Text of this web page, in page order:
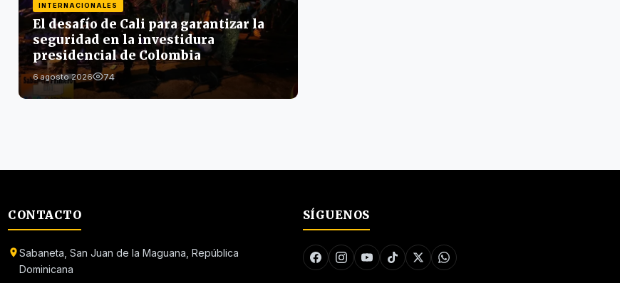
INTERNACIONALES
El desafío de Cali para garantizar la
seguridad en la investidura
presidencial de Colombia
6 agosto 2026 74
CONTACTO
Sabaneta, San Juan de la Maguana, República
Dominicana
SÍGUENOS